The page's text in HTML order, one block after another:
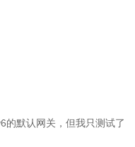
的默认网关，但我只测试了